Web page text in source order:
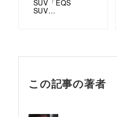
SUV「EQS
SUV…
この記事の著者